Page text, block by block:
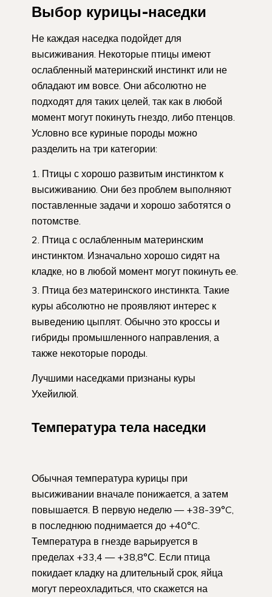
Выбор курицы-наседки
Не каждая наседка подойдет для
высиживания. Некоторые птицы имеют
ослабленный материнский инстинкт или не
обладают им вовсе. Они абсолютно не
подходят для таких целей, так как в любой
момент могут покинуть гнездо, либо птенцов.
Условно все куриные породы можно
разделить на три категории:
Птицы с хорошо развитым инстинктом к
высиживанию. Они без проблем выполняют
поставленные задачи и хорошо заботятся о
потомстве.
Птица с ослабленным материнским
инстинктом. Изначально хорошо сидят на
кладке, но в любой момент могут покинуть ее.
Птица без материнского инстинкта. Такие
куры абсолютно не проявляют интерес к
выведению цыплят. Обычно это кроссы и
гибриды промышленного направления, а
также некоторые породы.
Лучшими наседками признаны куры
Ухейилюй.
Температура тела наседки
Обычная температура курицы при
высиживании вначале понижается, а затем
повышается. В первую неделю — +38-39°C,
в последнюю поднимается до +40°C.
Температура в гнезде варьируется в
пределах +33,4 — +38,8°С. Если птица
покидает кладку на длительный срок, яйца
могут переохладиться, что скажется на